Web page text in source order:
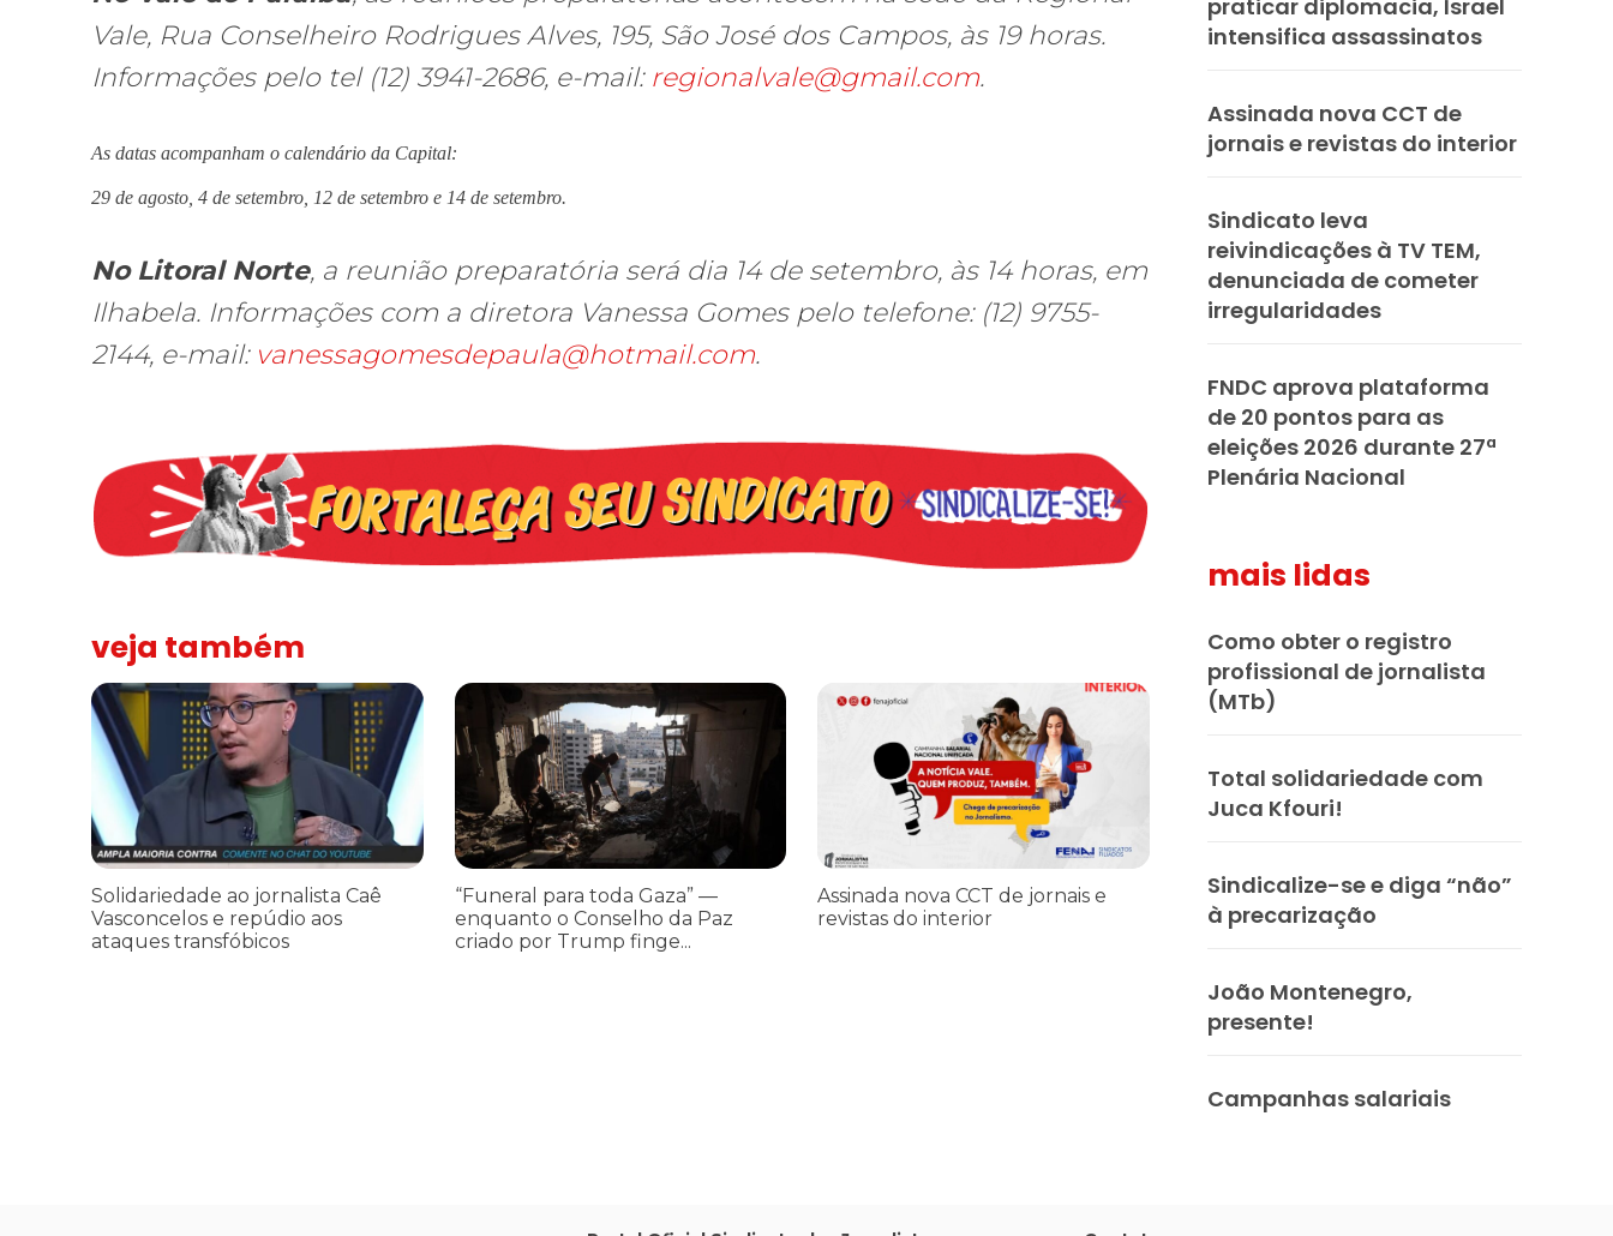
Vale, Rua Conselheiro Rodrigues Alves, 195, São José dos Campos, às 19 horas.
Informações pelo tel (12) 3941-2686, e-mail: regionalvale@gmail.com.
As datas acompanham o calendário da Capital:
29 de agosto, 4 de setembro, 12 de setembro e 14 de setembro.
No Litoral Norte, a reunião preparatória será dia 14 de setembro, às 14 horas, em
Ilhabela. Informações com a diretora Vanessa Gomes pelo telefone: (12) 9755-
2144, e-mail: vanessagomesdepaula@hotmail.com.
veja também
Solidariedade ao jornalista Caê Vasconcelos e repúdio aos ataques transfóbicos
Solidariedade ao jornalista Caê
Vasconcelos e repúdio aos
ataques transfóbicos
“Funeral para toda Gaza” — enquanto o Conselho da Paz criado por Trump finge praticar diplomacia, Israel intensifica assassinatos
“Funeral para toda Gaza” —
enquanto o Conselho da Paz
criado por Trump finge...
Assinada nova CCT de jornais e revistas do interior
Assinada nova CCT de jornais e
revistas do interior
praticar diplomacia, Israel
intensifica assassinatos
Assinada nova CCT de
jornais e revistas do interior
Sindicato leva
reivindicações à TV TEM,
denunciada de cometer
irregularidades
FNDC aprova plataforma
de 20 pontos para as
eleições 2026 durante 27ª
Plenária Nacional
mais lidas
Como obter o registro
profissional de jornalista
(MTb)
Total solidariedade com
Juca Kfouri!
Sindicalize-se e diga “não”
à precarização
João Montenegro,
presente!
Campanhas salariais